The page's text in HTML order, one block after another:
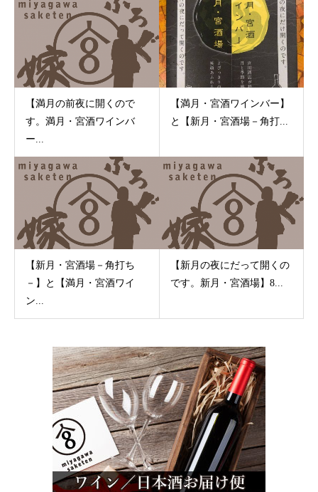
【満月の前夜に開くので
す。満月・宮酒ワインバ
ー...
【満月・宮酒ワインバー】
と【新月・宮酒場－角打...
【新月・宮酒場－角打ち
－】と【満月・宮酒ワイ
ン...
【新月の夜にだって開くの
です。新月・宮酒場】8...